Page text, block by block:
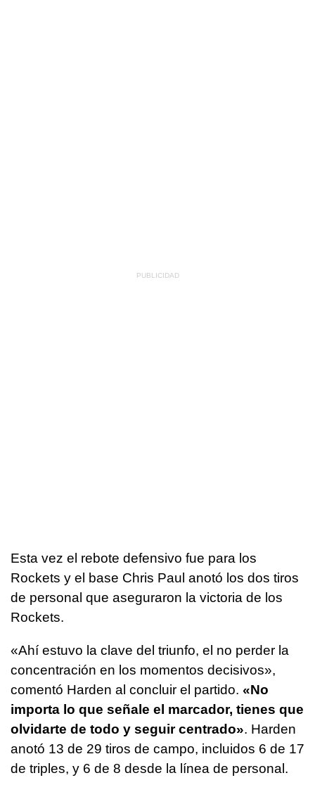
Esta vez el rebote defensivo fue para los
Rockets y el base Chris Paul anotó los dos tiros
de personal que aseguraron la victoria de los
Rockets.
«Ahí estuvo la clave del triunfo, el no perder la
concentración en los momentos decisivos»,
comentó Harden al concluir el partido. «No
importa lo que señale el marcador, tienes que
olvidarte de todo y seguir centrado». Harden
anotó 13 de 29 tiros de campo, incluidos 6 de 17
de triples, y 6 de 8 desde la línea de personal.